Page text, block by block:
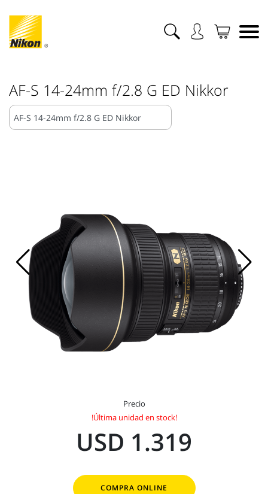
AF-S 14-24mm f/2.8 G ED Nikkor
Precio
!Última unidad en stock!
USD 1.319
COMPRA ONLINE